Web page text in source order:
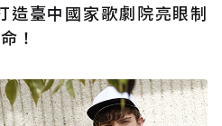
造臺中國家歌劇院亮眼制
！